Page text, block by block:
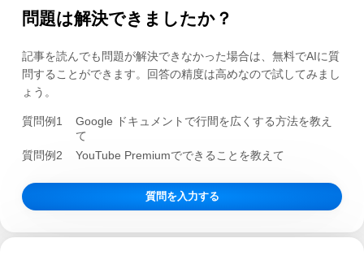
問題は解決できましたか？
記事を読んでも問題が解決できなかった場合は、無料でAIに質
問することができます。回答の精度は高めなので試してみまし
ょう。
質問例1
Google ドキュメントで行間を広くする方法を教え
て
質問例2
YouTube Premiumでできることを教えて
質問を入力する